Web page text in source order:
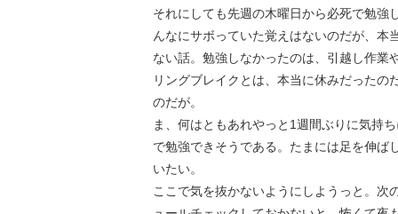
それにしても先週の木曜日から必死で勉
んなにサボっていた覚えはないのだが、本
ない話。勉強しなかったのは、引越し作業
リングブレイクとは、本当に休みだったの
のだが。
ま、何はともあれやっと1週間ぶりに気持
で勉強できそうである。たまには足を伸ば
いたい。
ここで気を抜かないようにしようっと。次